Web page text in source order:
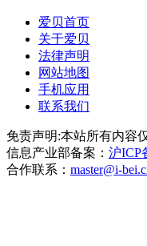
爱贝首页
关于爱贝
法律声明
网站地图
手机应用
联系我们
免责声明:本站所有内容
信息产业部备案： 沪ICP
合作联系： master@i-